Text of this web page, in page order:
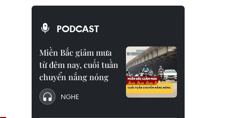
PODCAST
Miền Bắc giảm mưa
từ đêm nay, cuối tuần
chuyển nắng nóng
NGHE